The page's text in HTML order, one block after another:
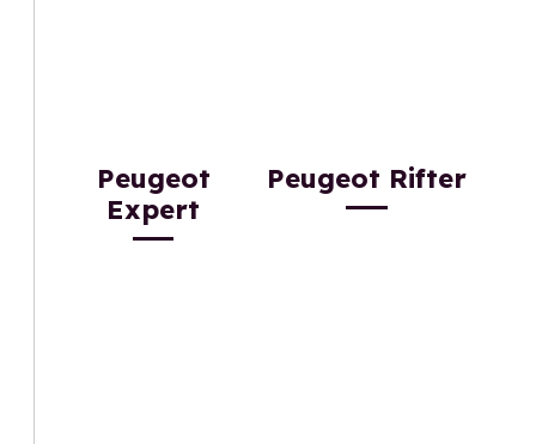
Peugeot
Expert
Peugeot Rifter